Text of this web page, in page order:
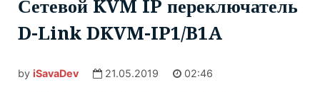
Сетевой KVM IP переключатель
D-Link DKVM-IP1/B1A
by iSavaDev 21.05.2019 02:46